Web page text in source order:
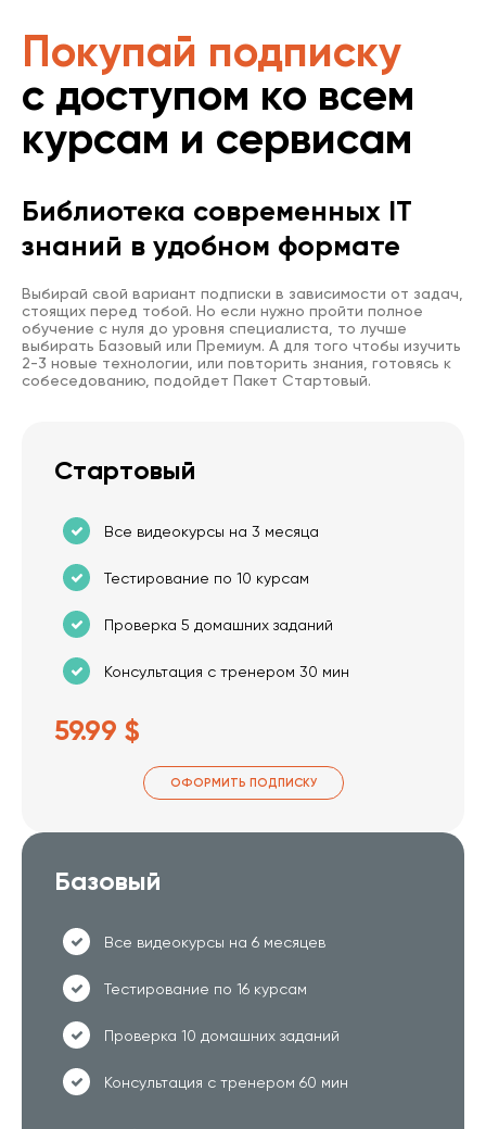
Покупай подписку
с доступом ко всем
курсам и сервисам
Библиотека современных IT
знаний в удобном формате
Выбирай свой вариант подписки в зависимости от задач,
стоящих перед тобой. Но если нужно пройти полное
обучение с нуля до уровня специалиста, то лучше
выбирать Базовый или Премиум. А для того чтобы изучить
2-3 новые технологии, или повторить знания, готовясь к
собеседованию, подойдет Пакет Стартовый.
Стартовый
Все видеокурсы на 3 месяца
Тестирование по 10 курсам
Проверка 5 домашних заданий
Консультация с тренером 30 мин
59.99 $
ОФОРМИТЬ ПОДПИСКУ
Базовый
Все видеокурсы на 6 месяцев
Тестирование по 16 курсам
Проверка 10 домашних заданий
Консультация с тренером 60 мин